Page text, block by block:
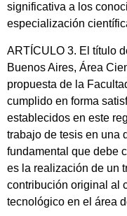
significativa a los
especialización
ARTÍCULO 3. El título
Buenos Aires, Área
propuesta de la
cumplido en forma
establecidos en este
trabajo de tesis en una
fundamental que debe
es la realización de un
contribución original al
tecnológico en el área